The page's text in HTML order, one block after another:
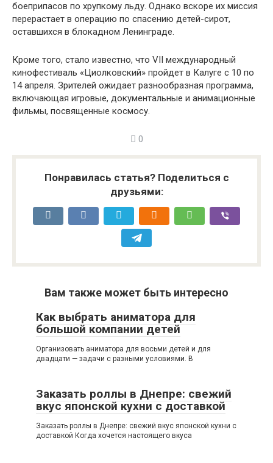
боеприпасов по хрупкому льду. Однако вскоре их миссия
перерастает в операцию по спасению детей-сирот,
оставшихся в блокадном Ленинграде.
Кроме того, стало известно, что VII международный
кинофестиваль «Циолковский» пройдет в Калуге с 10 по
14 апреля. Зрителей ожидает разнообразная программа,
включающая игровые, документальные и анимационные
фильмы, посвященные космосу.
0
Понравилась статья? Поделиться с
друзьями:
Вам также может быть интересно
Как выбрать аниматора для
большой компании детей
Организовать аниматора для восьми детей и для
двадцати — задачи с разными условиями. В
Заказать роллы в Днепре: свежий
вкус японской кухни с доставкой
Заказать роллы в Днепре: свежий вкус японской кухни с
доставкой Когда хочется настоящего вкуса